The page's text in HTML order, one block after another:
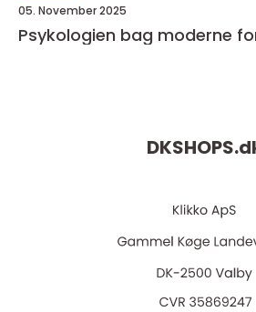
05. November 2025
Psykologien bag moderne
DKSHOPS.